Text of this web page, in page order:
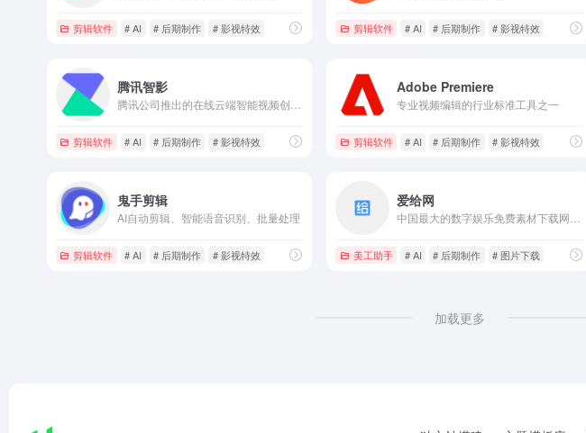
剪辑软件 # AI # 后期制作 # 影视特效 剪辑软件 # AI # 后期制作 # 影视特效
腾讯智影
剪辑软件 # AI # 后期制作 # 影视特效
Adobe Premiere
专业视频编辑的行业标准工具之一
剪辑软件 # AI # 后期制作 # 影视特效
鬼手剪辑
AI自动剪辑、智能语音识别、批量处理
剪辑软件 # AI # 后期制作 # 影视特效
爱给网
美工助手 # AI # 后期制作 # 图片下载
加载更多